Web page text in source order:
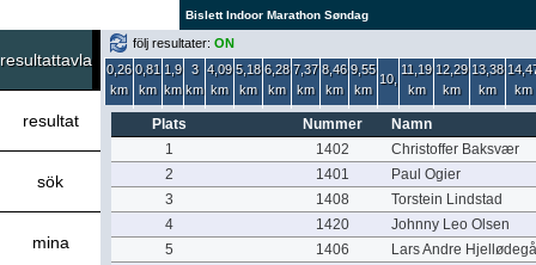
Bislett Indoor Marathon Søndag
resultattavla
resultat
sök
mina
följ resultater: ON
0,26
km
0,81
km
1,9
km
3
km
4,09
km
5,18
km
6,28
km
7,37
km
8,46
km
9,55
km
10,
11,19
km
12,29
km
13,38
km
km
Plats Nummer
Namn
1
1402
Christoffer Baksvær
2
1401
Paul Ogier
3
1408
Torstein Lindstad
4
1420
Johnny Leo Olsen
5
1406
Lars Andre